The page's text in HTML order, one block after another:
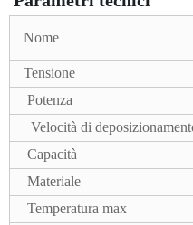
Nome
Tensione
Potenza
Velocità di
Capacità
Materiale
Temperatura max